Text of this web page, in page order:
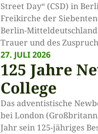
Street Day“ (CSD) in
Freikirche der
Berlin-
Trauer und des
27. JULI 2026
125 Jahre
College
Das adventistische
bei London
Jahr sein 125-jähriges